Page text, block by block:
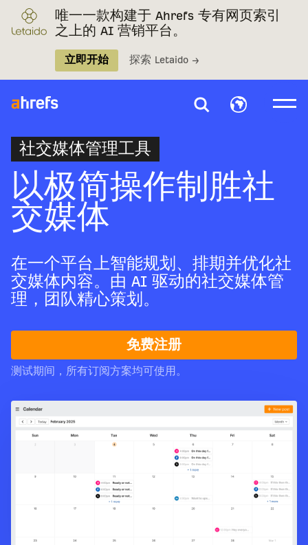
唯一一款构建于 Ahrefs 专有网页索引
之上的 AI 营销平台。
立即开始 探索 Letaido →
社交媒体管理工具
以极简操作制胜社
交媒体
在一个平台上智能规划、排期并优化社
交媒体内容。由 AI 驱动的社交媒体管
理，团队精心策划。
免费注册
测试期间，所有订阅方案均可使用。